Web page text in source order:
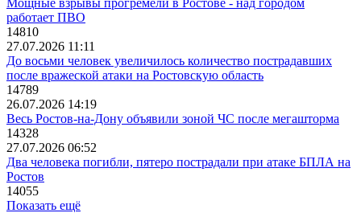
работает ПВО
14810
27.07.2026 11:11
До восьми человек увеличилось количество пострадавших
после вражеской атаки на Ростовскую область
14789
26.07.2026 14:19
Весь Ростов-на-Дону объявили зоной ЧС после мегашторма
14328
27.07.2026 06:52
Два человека погибли, пятеро пострадали при атаке БПЛА на
Ростов
14055
Показать ещё